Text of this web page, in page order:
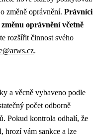
změně oprávnění. Právníci
oprávnění včetně
rozšířit činnost svého
.
a věcně vybaveno podle
počet odborně
Pokud kontrola odhalí, že
hrozí vám sankce a lze